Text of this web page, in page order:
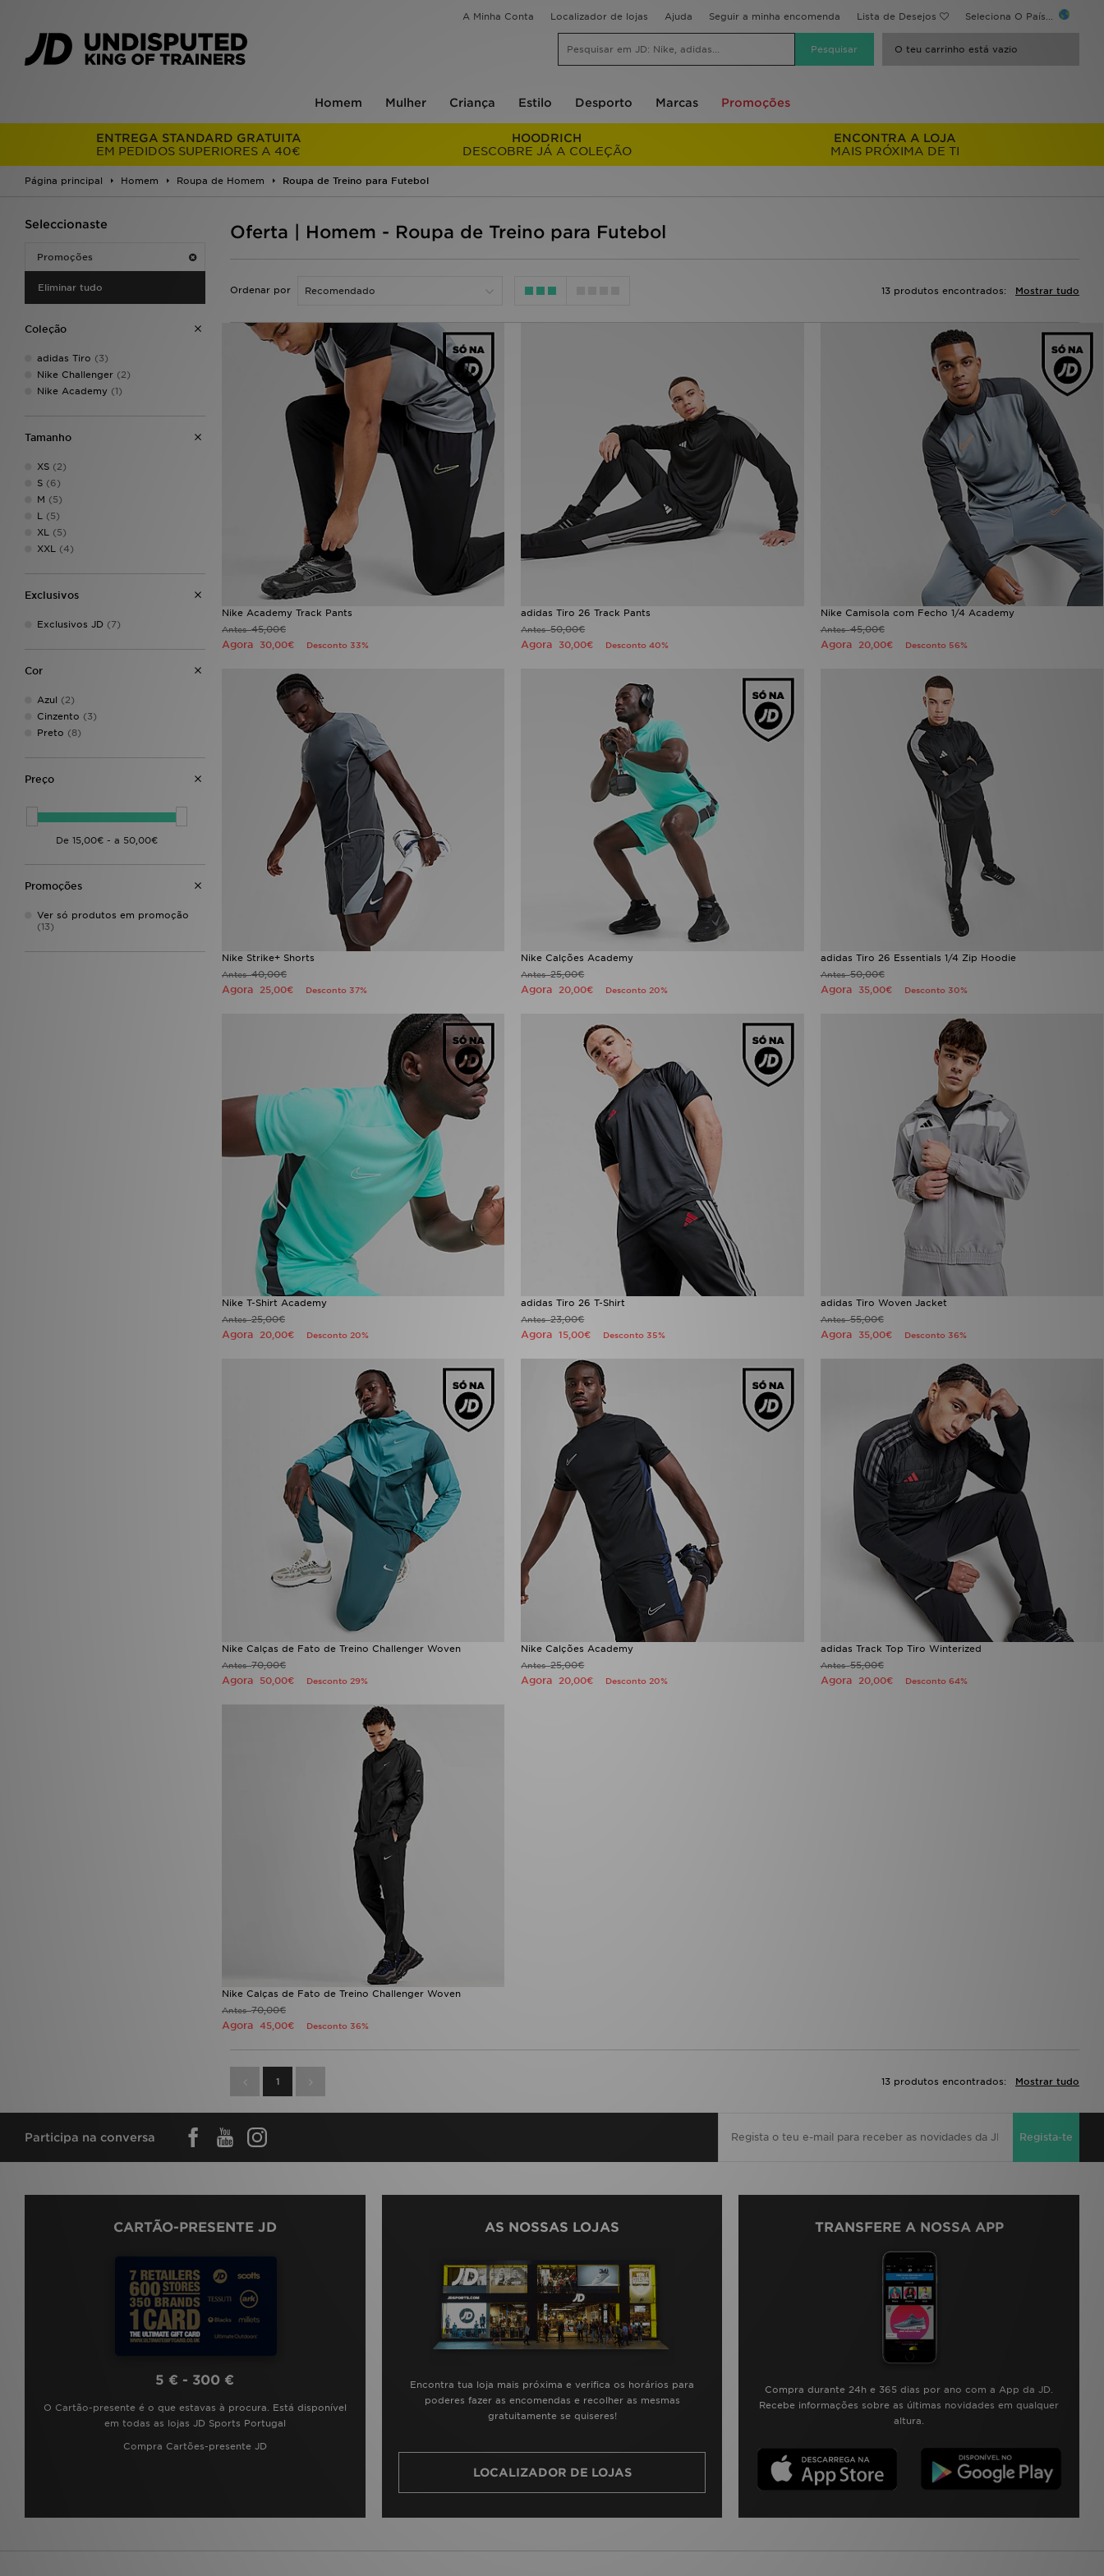
A Minha Conta Localizador de lojas Ajuda Seguir a minha encomenda Lista de Desejos Seleciona O País...
O teu carrinho está vazio
Homem Mulher Criança Estilo Desporto Marcas Promoções
ENTREGA STANDARD GRATUITA
EM PEDIDOS SUPERIORES A 40€
HOODRICH
DESCOBRE JÁ A COLEÇÃO
ENCONTRA A LOJA
MAIS PRÓXIMA DE TI
Página principal Homem Roupa de Homem Roupa de Treino para Futebol
Seleccionaste
Promoções
Eliminar tudo
Coleção
adidas Tiro (3)
Nike Challenger (2)
Nike Academy (1)
Tamanho
XS (2)
S (6)
M (5)
L (5)
XL (5)
XXL (4)
Exclusivos
Exclusivos JD (7)
Cor
Azul (2)
Cinzento (3)
Preto (8)
Preço
Promoções
Ver só produtos em promoção
(13)
Oferta | Homem - Roupa de Treino para Futebol
Ordenar por Mostrar tudo
13 produtos encontrados:
Nike Academy Track Pants
Antes45,00€
Agora 30,00€ Desconto 33%
adidas Tiro 26 Track Pants
Antes50,00€
Agora 30,00€ Desconto 40%
Nike Camisola com Fecho 1/4 Academy
Antes45,00€
Agora 20,00€ Desconto 56%
Nike Strike+ Shorts
Antes40,00€
Agora 25,00€ Desconto 37%
Nike Calções Academy
Antes25,00€
Agora20,00€ Desconto 20%
adidas Tiro 26 Essentials 1/4 Zip Hoodie
Antes50,00€
Agora 35,00€ Desconto 30%
Nike T-Shirt Academy
Antes25,00€
Agora 20,00€ Desconto 20%
adidas Tiro 26 T-Shirt
Antes23,00€
Agora15,00€ Desconto 35%
adidas Tiro Woven Jacket
Antes55,00€
Agora 35,00€ Desconto 36%
Nike Calças de Fato de Treino Challenger Woven
Antes70,00€
Agora 50,00€ Desconto 29%
Nike Calções Academy
Antes25,00€
Agora 20,00€ Desconto 20%
adidas Track Top Tiro Winterized
Antes55,00€
Agora 20,00€ Desconto 64%
Nike Calças de Fato de Treino Challenger Woven
Antes70,00€
Agora 45,00€ Desconto 36%
1 Mostrar tudo
13 produtos encontrados:
Participa na conversa Regista-te
CARTÃO-PRESENTE JD
5 € - 300 €
O Cartão-presente é o que estavas à procura. Está disponível
em todas as lojas JD Sports Portugal
Compra Cartões-presente JD
AS NOSSAS LOJAS
Encontra tua loja mais próxima e verifica os horários para
poderes fazer as encomendas e recolher as mesmas
gratuitamente se quiseres!
LOCALIZADOR DE LOJAS
TRANSFERE A NOSSA APP
Compra durante 24h e 365 dias por ano com a App da JD.
Recebe informações sobre as últimas novidades em qualquer
altura.